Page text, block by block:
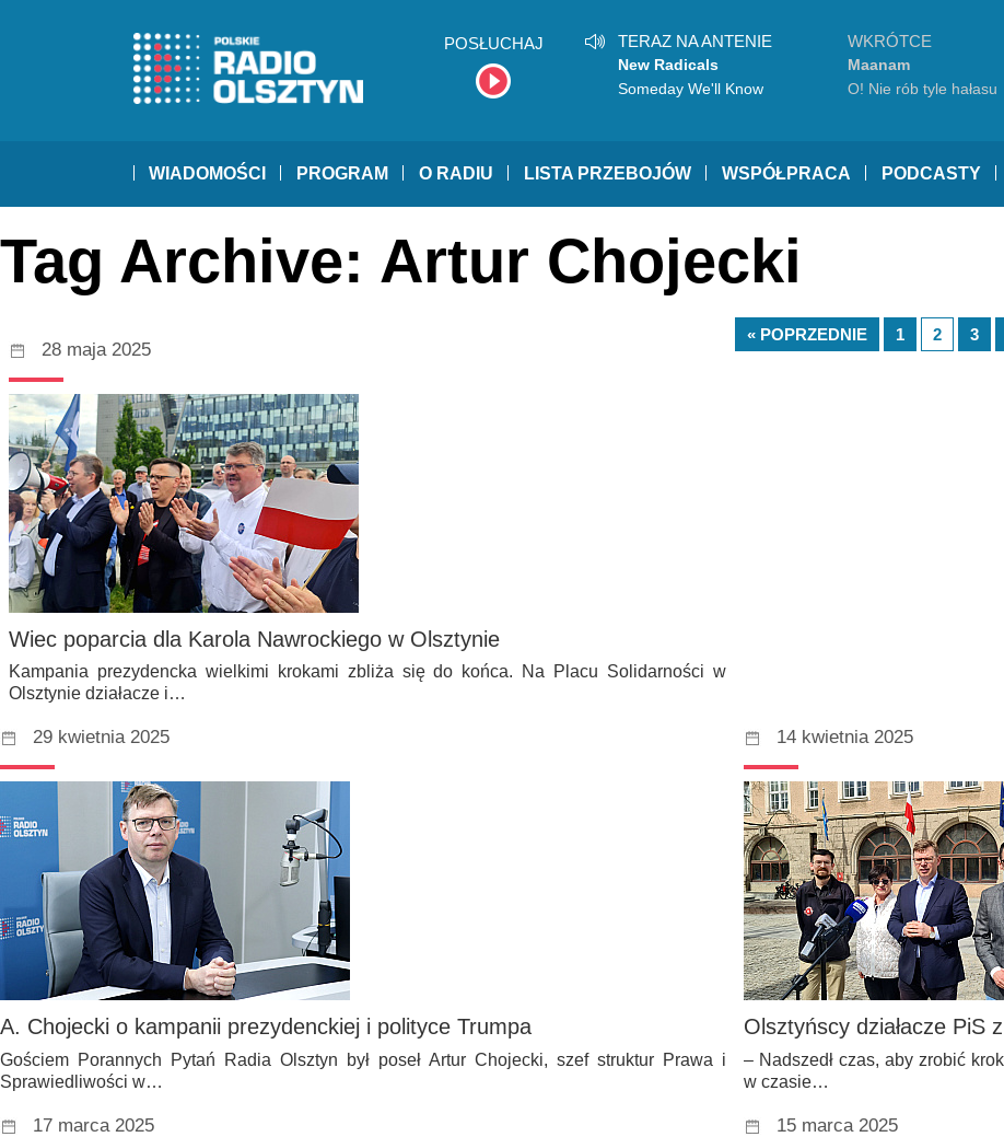
POSŁUCHAJ TERAZ NA ANTENIE
New Radicals
Someday We'll Know
WKRÓTCE
Maanam
O! Nie rób tyle hałasu
WIADOMOŚCI PROGRAM O RADIU LISTA PRZEBOJÓW WSPÓŁPRACA PODCASTY
Tag Archive: Artur Chojecki
28 maja 2025
Wiec poparcia dla Karola Nawrockiego w Olsztynie
Kampania prezydencka wielkimi krokami zbliża się do końca. Na Placu Solidarności w
Olsztynie działacze i…
29 kwietnia 2025
A. Chojecki o kampanii prezydenckiej i polityce Trumpa
Gościem Porannych Pytań Radia Olsztyn był poseł Artur Chojecki, szef struktur Prawa i
Sprawiedliwości w…
14 kwietnia 2025
Olsztyńscy działacze PiS
– Nadszedł czas, aby zrobić
w czasie…
17 marca 2025 15 marca 2025
« POPRZEDNIE 1 2 3